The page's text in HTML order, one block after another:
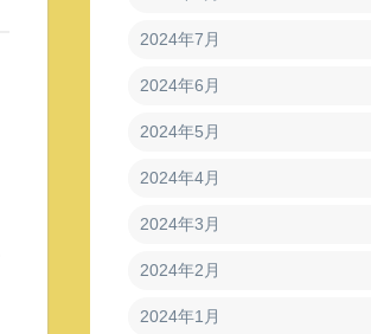
2024年7月
2024年6月
2024年5月
2024年4月
2024年3月
2024年2月
2024年1月